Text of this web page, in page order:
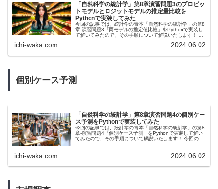
「自然科学の統計学」第8章演習問題3のプロビッ
トモデルとロジットモデルの推定量比較を
Pythonで実装してみた
今回の記事では、統計学の青本「自然科学の統計学」の第8
章-演習問題3「両モデルの推定値比較」をPythonで実装し
て解いてみたので、その手順について解説いたします！ 演
倍になるということなので、そ
ichi-waka.com 2024.06.02
個別ケース予測
「自然科学の統計学」第8章演習問題4の個別ケー
ス予測をPythonで実装してみた
今回の記事では、統計学の青本「自然科学の統計学」の第8
章-演習問題4「個別ケース予測」をPythonで実装して解い
てみたので、その手順について解説いたします！ 今回の問
り実践的で、読者の皆さんにとっても活用の場面があるも
のかと思われます。 ぜひ、本演習を通してプロビットモデ
ルとロジットモデルの予測方法について熟達していただけ
ichi-waka.com 2024.06.02